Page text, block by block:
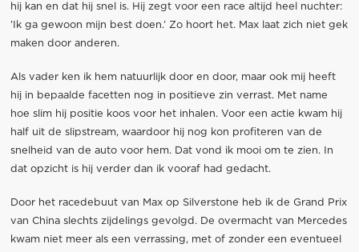
hij kan en dat hij snel is. Hij zegt voor een race altijd heel nuchter:
’Ik ga gewoon mijn best doen.’ Zo hoort het. Max laat zich niet gek
maken door anderen.
Als vader ken ik hem natuurlijk door en door, maar ook mij heeft
hij in bepaalde facetten nog in positieve zin verrast. Met name
hoe slim hij positie koos voor het inhalen. Voor een actie kwam hij
half uit de slipstream, waardoor hij nog kon profiteren van de
snelheid van de auto voor hem. Dat vond ik mooi om te zien. In
dat opzicht is hij verder dan ik vooraf had gedacht.
Door het racedebuut van Max op Silverstone heb ik de Grand Prix
van China slechts zijdelings gevolgd. De overmacht van Mercedes
kwam niet meer als een verrassing, met of zonder een eventueel